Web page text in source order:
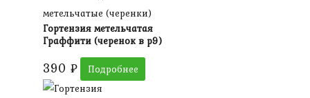
метельчатые (черенки)
Гортензия метельчатая
Граффити (черенок в р9)
390 ₽ Подробнее